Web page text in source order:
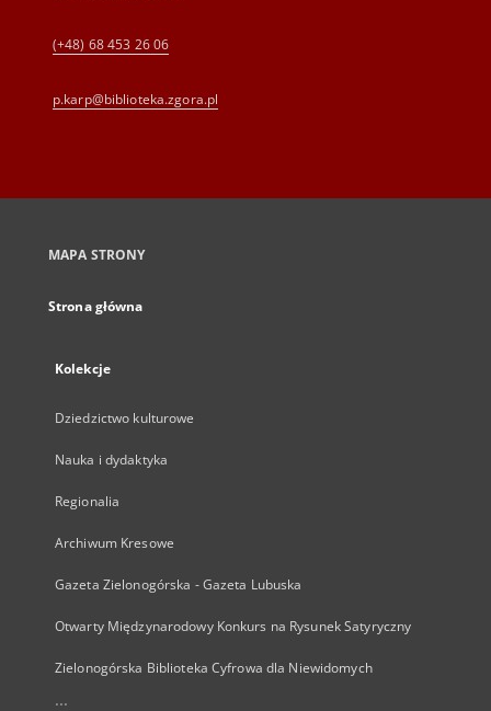
(+48) 68 453 26 06
p.karp@biblioteka.zgora.pl
MAPA STRONY
Strona główna
Kolekcje
Dziedzictwo kulturowe
Nauka i dydaktyka
Regionalia
Archiwum Kresowe
Gazeta Zielonogórska - Gazeta Lubuska
Otwarty Międzynarodowy Konkurs na Rysunek Satyryczny
Zielonogórska Biblioteka Cyfrowa dla Niewidomych
...